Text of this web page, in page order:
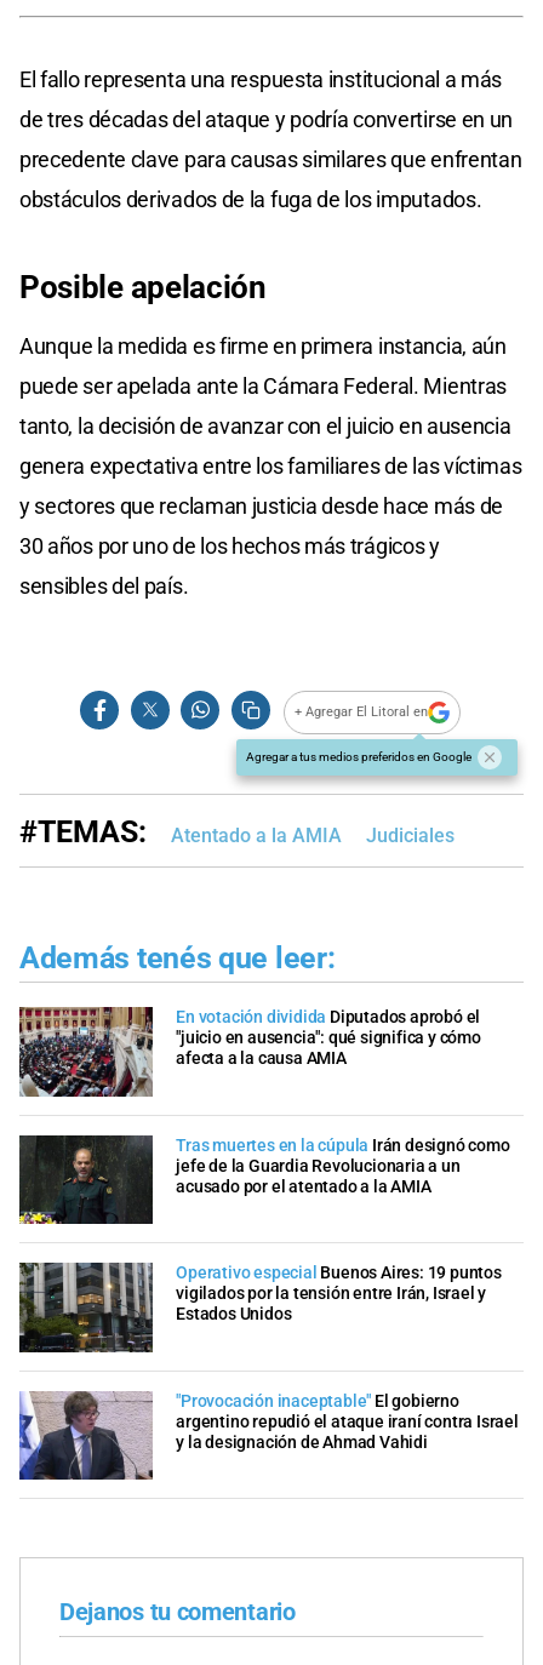
El fallo representa una respuesta institucional a más
de tres décadas del ataque y podría convertirse en un
precedente clave para causas similares que enfrentan
obstáculos derivados de la fuga de los imputados.
Posible apelación
Aunque la medida es firme en primera instancia, aún
puede ser apelada ante la Cámara Federal. Mientras
tanto, la decisión de avanzar con el juicio en ausencia
genera expectativa entre los familiares de las víctimas
y sectores que reclaman justicia desde hace más de
30 años por uno de los hechos más trágicos y
sensibles del país.
+ Agregar El Litoral en
Agregar a tus medios preferidos en Google
#TEMAS: Atentado a la AMIA Judiciales
Además tenés que leer:
En votación dividida Diputados aprobó el
"juicio en ausencia": qué significa y cómo
afecta a la causa AMIA
Tras muertes en la cúpula Irán designó como
jefe de la Guardia Revolucionaria a un
acusado por el atentado a la AMIA
Operativo especial Buenos Aires: 19 puntos
vigilados por la tensión entre Irán, Israel y
Estados Unidos
"Provocación inaceptable" El gobierno
argentino repudió el ataque iraní contra Israel
y la designación de Ahmad Vahidi
Dejanos tu comentario